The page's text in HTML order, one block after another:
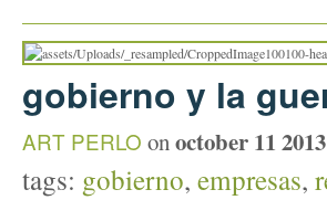
gobierno y la
ART PERLO onoctober 11 2013
tags: gobierno, empresas,